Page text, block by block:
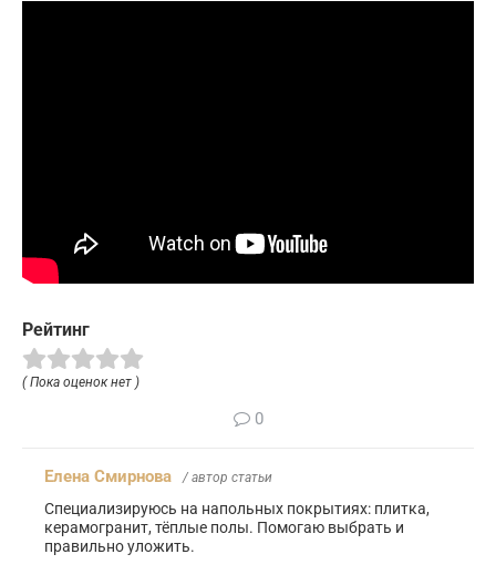
Рейтинг
( Пока оценок нет )
0
Елена Смирнова / автор статьи
Специализируюсь на напольных покрытиях: плитка,
керамогранит, тёплые полы. Помогаю выбрать и
правильно уложить.